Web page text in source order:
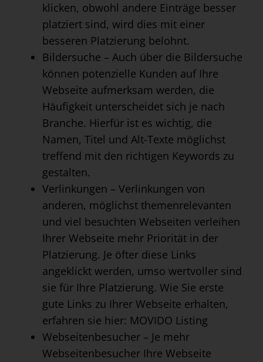
klicken, obwohl andere Einträge besser
platziert sind, wird dies mit einer
besseren Platzierung belohnt.
Bildersuche – Auch über die Bildersuche
können potenzielle Kunden auf Ihre
Webseite aufmerksam werden, die
Häufigkeit unterscheidet sich je nach
Branche. Hierfür ist es wichtig, die
Namen, Titel und Alt-Texte möglichst
treffend mit den richtigen Keywords zu
gestalten.
Verlinkungen – Verlinkungen von
anderen, möglichst themenrelevanten
und viel besuchten Webseiten verleihen
Ihrer Webseite mehr Priorität in der
Platzierung. Je öfter diese Links
angeklickt werden, umso wertvoller sind
sie für Ihre Platzierung. Wie Sie erste
gute Links zu Ihrer Webseite erhalten,
erfahren sie hier: MOVIDO Listing
Webseitenbesucher – Je mehr
Webseitenbesucher Ihre Webseite